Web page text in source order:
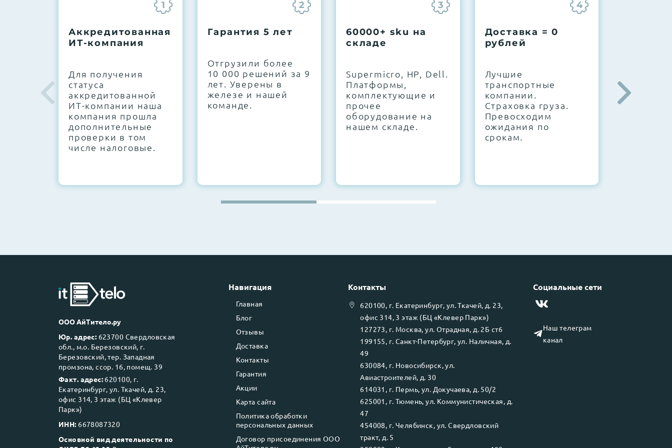
Next Business Day (NBD)
1
Аккредитованная
ИТ-компания
Для получения
статуса
аккредитованной
ИТ-компании наша
компания прошла
дополнительные
проверки в том
числе налоговые.
2
Гарантия 5 лет
Отгрузили более
10 000 решений за 9
лет. Уверены в
железе и нашей
команде.
3
60000+ sku на
складе
Supermicro, HP, Dell.
Платформы,
комплектующие и
прочее
оборудование на
нашем складе.
4
Доставка = 0
рублей
Лучшие
транспортные
компании.
Страховка груза.
Превосходим
ожидания по
срокам.
штате.
10000+
ООО АйТитело.ру
Юр. адрес: 623700 Свердловская
обл., м.о. Березовский, г.
Березовский, тер. Западная
промзона, ссор. 16, помещ. 39
Факт. адрес: 620100, г.
Екатеринбург, ул. Ткачей, д. 23,
офис 314, 3 этаж (БЦ «Клевер
Парк»)
ИНН: 6678087320
Основной вид деятельности по
Навигация
Главная
Блог
Отзывы
Доставка
Контакты
Гарантия
Акции
Карта сайта
Политика обработки
персональных данных
Договор присоединения ООО
Контакты
620100, г. Екатеринбург, ул.Ткачей, д. 23,
офис 314, 3 этаж (БЦ «Клевер Парк»)
127273, г. Москва, ул. Отрадная, д. 2Б ст6
199155, г. Санкт-Петербург, ул. Наличная, д.
49
630084, г. Новосибирск, ул.
Авиастроителей, д. 30
614031 , г. Пермь, ул. Докучаева, д. 50/2
625001 , г. Тюмень, ул. Коммунистическая, д.
47
454008, г. Челябинск, ул.Свердловский
тракт, д. 5
Социальные сети
Наш телеграм
канал